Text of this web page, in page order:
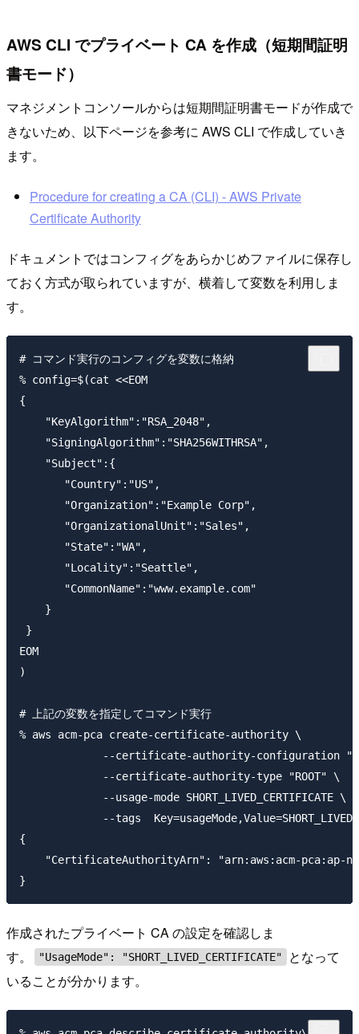
AWS CLI でプライベート CA を作成（短期間証明
書モード）
マネジメントコンソールからは短期間証明書モードが作成で
きないため、以下ページを参考に AWS CLI で作成していき
ます。
Procedure for creating a CA (CLI) - AWS Private
Certificate Authority
ドキュメントではコンフィグをあらかじめファイルに保存し
ておく方式が取られていますが、横着して変数を利用しま
す。
# コマンド実行のコンフィグを変数に格納
% config=$(cat <<EOM
{
    "KeyAlgorithm":"RSA_2048",
    "SigningAlgorithm":"SHA256WITHRSA",
    "Subject":{
       "Country":"US",
       "Organization":"Example Corp",
       "OrganizationalUnit":"Sales",
       "State":"WA",
       "Locality":"Seattle",
       "CommonName":"www.example.com"
    }
}
EOM
)
# 上記の変数を指定してコマンド実行
% aws acm-pca create-certificate-authority \
--certificate-authority-configuration
             --certificate-authority-type "ROOT" \
             --usage-mode SHORT_LIVED_CERTIFICATE \
--tags
{
"CertificateAuthorityArn": "arn:aws:acm-pca:ap-
作成されたプライベート CA の設定を確認しま
す。
"UsageMode": "SHORT_LIVED_CERTIFICATE"
となって
いることが分かります。